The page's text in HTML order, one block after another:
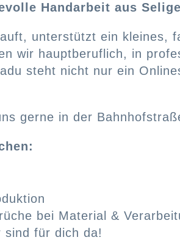
Handarbeit aus
unterstützt ein kleines,
wir hauptberuflich, in
steht nicht nur ein
gerne in der
bei Material &
sind für dich da!